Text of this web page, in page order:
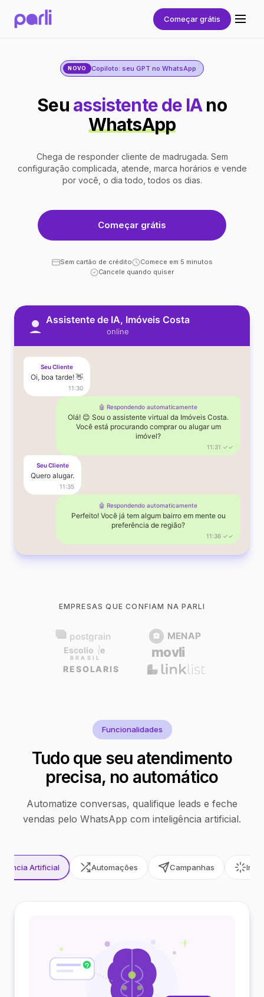
Começar grátis
NOVO Copiloto: seu GPT no WhatsApp
Seu assistente de IAno
WhatsApp
Chega de responder cliente de madrugada. Sem
configuração complicada, atende, marca horários e vende
por você, o dia todo, todos os dias.
Começar grátis
Sem cartão de crédito
Comece em 5 minutos
Cancele quando quiser
Assistente de IA, Imóveis Costa
online
Seu Cliente
Oi, boa tarde! 👋
11:30
🤖 Respondendo automaticamente
Olá! 😊 Sou o assistente virtual da Imóveis Costa.
Você está procurando comprar ou alugar um
imóvel?
11:31 ✓✓
Seu Cliente
Quero alugar.
11:35
🤖 Respondendo automaticamente
Perfeito! Você já tem algum bairro em mente ou
preferência de região?
11:36 ✓✓
EMPRESAS QUE CONFIAM NA PARLI
Funcionalidades
Tudo que seu atendimento
precisa, no automático
Automatize conversas, qualifique leads e feche
vendas pelo WhatsApp com inteligência artificial.
Artificial Automações Campanhas